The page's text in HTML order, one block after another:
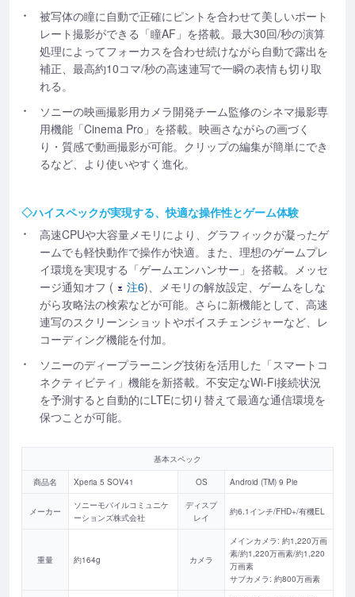
被写体の瞳に自動で正確にピントを合わせて美しいポート
レート撮影ができる「瞳AF」を搭載。最大30回/秒の演算
処理によってフォーカスを合わせ続けながら自動で露出を
補正、最高約10コマ/秒の高速連写で一瞬の表情も切り取
れる。
ソニーの映画撮影用カメラ開発チーム監修のシネマ撮影専
用機能「Cinema Pro」を搭載。映画さながらの画づく
り・質感で動画撮影が可能。クリップの編集が簡単にでき
るなど、より使いやすく進化。
◇ハイスペックが実現する、快適な操作性とゲーム体験
高速CPUや大容量メモリにより、グラフィックが凝ったゲ
ームでも軽快動作で操作が快適。また、理想のゲームプレ
イ環境を実現する「ゲームエンハンサー」を搭載。メッセ
ージ通知オフ (
注6)、メモリの解放設定、ゲームをしな
がら攻略法の検索などが可能。さらに新機能として、高速
連写のスクリーンショットやボイスチェンジャーなど、レ
コーディング機能を付加。
ソニーのディープラーニング技術を活用した「スマートコ
ネクティビティ」機能を新搭載。不安定なWi-Fi接続状況
を予測すると自動的にLTEに切り替えて最適な通信環境を
保つことが可能。
基本スペック
商品名 Xperia 5 SOV41 OS Android (TM) 9 Pie
メーカー
ソニーモバイルコミュニケ
ーションズ株式会社
ディスプ
レイ
約6.1インチ/FHD+/有機EL
重量 約164g カメラ
メインカメラ: 約1,220万画
素/約1,220万画素/約1,220
万画素
サブカメラ: 約800万画素